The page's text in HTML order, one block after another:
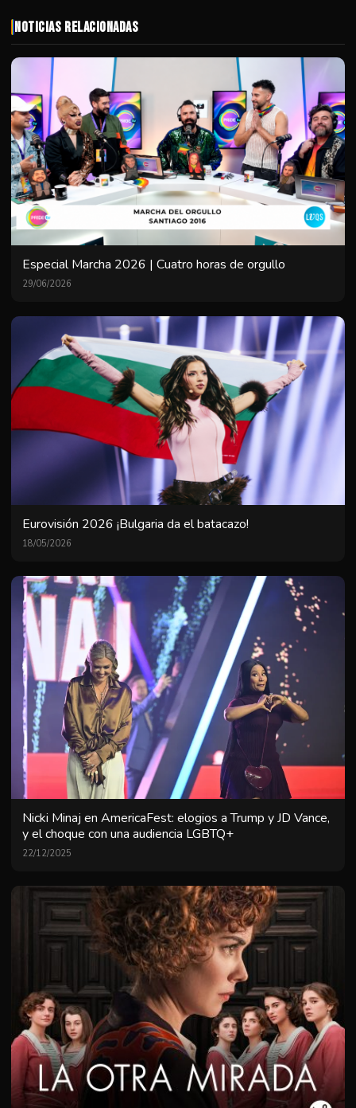
Noticias Relacionadas
Especial Marcha 2026 | Cuatro horas de orgullo
29/06/2026
Eurovisión 2026 ¡Bulgaria da el batacazo!
18/05/2026
Nicki Minaj en AmericaFest: elogios a Trump y JD Vance,
y el choque con una audiencia LGBTQ+
22/12/2025